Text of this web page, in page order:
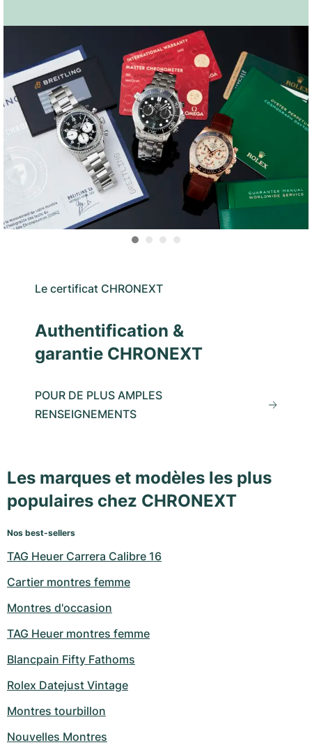
Le certificat CHRONEXT
Authentification &
garantie CHRONEXT
POUR DE PLUS AMPLES
RENSEIGNEMENTS
Les marques et modèles les plus
populaires chez CHRONEXT
Nos best-sellers
TAG Heuer Carrera Calibre 16
Cartier montres femme
Montres d'occasion
TAG Heuer montres femme
Blancpain Fifty Fathoms
Rolex Datejust Vintage
Montres tourbillon
Nouvelles Montres